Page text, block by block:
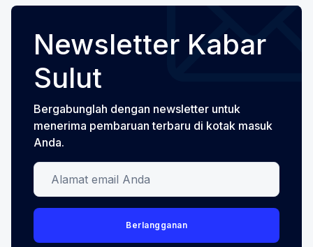
Newsletter Kabar
Sulut
Bergabunglah dengan newsletter untuk
menerima pembaruan terbaru di kotak masuk
Anda.
Alamat email Anda
Berlangganan